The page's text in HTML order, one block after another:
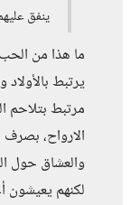
ينفق
ما هذا من
يرتبط بالأولاد
مرتبط بتلاحم
الارواح، بصرف
والعشاق حول
لكنهم يعيشون